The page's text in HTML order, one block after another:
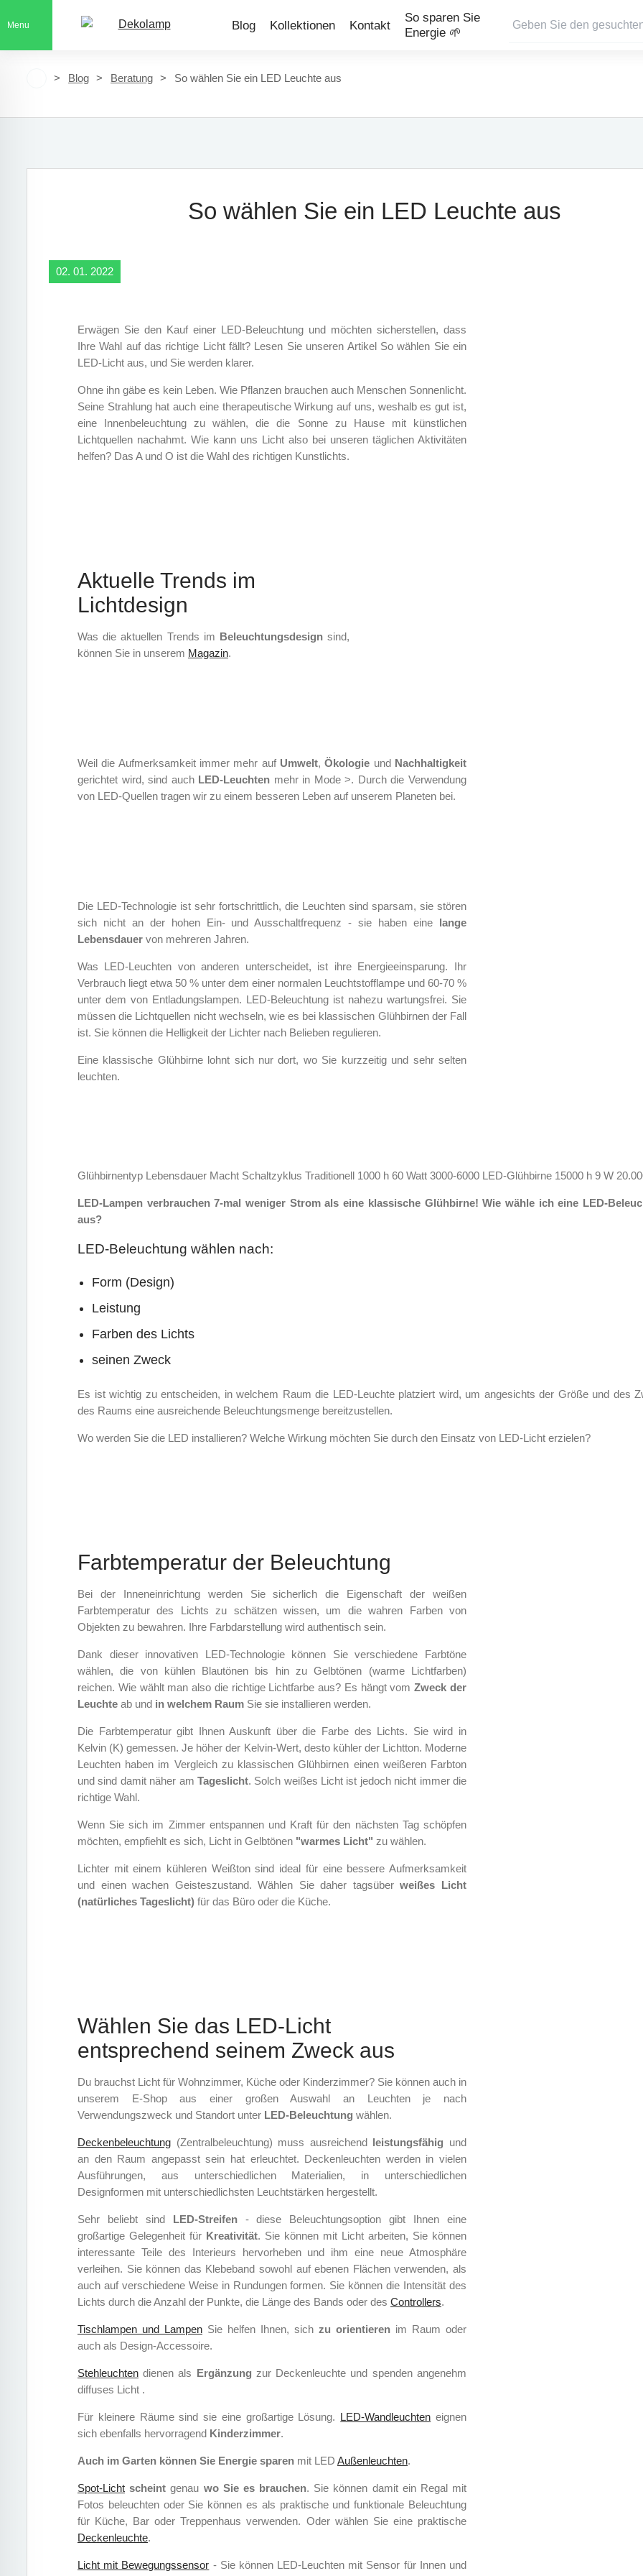
Menu Blog Kollektionen Kontakt
So sparen Sie
Energie 🌱
Blog Beratung So wählen Sie ein LED Leuchte aus
So wählen Sie ein LED Leuchte aus
02. 01. 2022
Erwägen Sie den Kauf einer LED-Beleuchtung und möchten sicherstellen, dass
Ihre Wahl auf das richtige Licht fällt? Lesen Sie unseren Artikel So wählen Sie ein
LED-Licht aus, und Sie werden klarer.
Ohne ihn gäbe es kein Leben. Wie Pflanzen brauchen auch Menschen Sonnenlicht.
Seine Strahlung hat auch eine therapeutische Wirkung auf uns, weshalb es gut ist,
eine Innenbeleuchtung zu wählen, die die Sonne zu Hause mit künstlichen
Lichtquellen nachahmt. Wie kann uns Licht also bei unseren täglichen Aktivitäten
helfen? Das A und O ist die Wahl des richtigen Kunstlichts.
Aktuelle Trends im
Lichtdesign
Was die aktuellen Trends im Beleuchtungsdesign sind,
können Sie in unserem Magazin.
Weil die Aufmerksamkeit immer mehr auf Umwelt,Ökologie und Nachhaltigkeit
gerichtet wird, sind auch LED-Leuchten mehr in Mode >. Durch die Verwendung
von LED-Quellen tragen wir zu einem besseren Leben auf unserem Planeten bei.
Die LED-Technologie ist sehr fortschrittlich, die Leuchten sind sparsam, sie stören
sich nicht an der hohen Ein- und Ausschaltfrequenz - sie haben eine lange
Lebensdauer von mehreren Jahren.
Was LED-Leuchten von anderen unterscheidet, ist ihre Energieeinsparung. Ihr
Verbrauch liegt etwa 50 % unter dem einer normalen Leuchtstofflampe und 60-70 %
unter dem von Entladungslampen. LED-Beleuchtung ist nahezu wartungsfrei. Sie
müssen die Lichtquellen nicht wechseln, wie es bei klassischen Glühbirnen der Fall
ist. Sie können die Helligkeit der Lichter nach Belieben regulieren.
Eine klassische Glühbirne lohnt sich nur dort, wo Sie kurzzeitig und sehr selten
leuchten.
Glühbirnentyp Lebensdauer Macht Schaltzyklus Traditionell 1000 h 60 Watt 3000-6000 LED-Glühbirne 15000 h 9 W
LED-Lampen verbrauchen 7-mal weniger Strom als eine klassische Glühbirne! Wie wähle ich eine LED-
aus?
LED-Beleuchtung wählen nach:
Form (Design)
Leistung
Farben des Lichts
seinen Zweck
Es ist wichtig zu entscheiden, in welchem ​​Raum die LED-Leuchte platziert wird, um angesichts der Größe und des
des Raums eine ausreichende Beleuchtungsmenge bereitzustellen.
Wo werden Sie die LED installieren? Welche Wirkung möchten Sie durch den Einsatz von LED-Licht erzielen?
Farbtemperatur der Beleuchtung
Bei der Inneneinrichtung werden Sie sicherlich die Eigenschaft der weißen
Farbtemperatur des Lichts zu schätzen wissen, um die wahren Farben von
Objekten zu bewahren. Ihre Farbdarstellung wird authentisch sein.
Dank dieser innovativen LED-Technologie können Sie verschiedene Farbtöne
wählen, die von kühlen Blautönen bis hin zu Gelbtönen (warme Lichtfarben)
reichen. Wie wählt man also die richtige Lichtfarbe aus? Es hängt vomZweck der
Leuchte ab und in welchem ​​Raum Sie sie installieren werden.
Die Farbtemperatur gibt Ihnen Auskunft über die Farbe des Lichts. Sie wird in
Kelvin (K) gemessen. Je höher der Kelvin-Wert, desto kühler der Lichtton. Moderne
Leuchten haben im Vergleich zu klassischen Glühbirnen einen weißeren Farbton
und sind damit näher am Tageslicht. Solch weißes Licht ist jedoch nicht immer die
richtige Wahl.
Wenn Sie sich im Zimmer entspannen und Kraft für den nächsten Tag schöpfen
möchten, empfiehlt es sich, Licht in Gelbtönen "warmes Licht" zu wählen.
Lichter mit einem kühleren Weißton sind ideal für eine bessere Aufmerksamkeit
und einen wachen Geisteszustand. Wählen Sie daher tagsüberweißes Licht
(natürliches Tageslicht) für das Büro oder die Küche.
Wählen Sie das LED-Licht
entsprechend seinem Zweck aus
Du brauchst Licht für Wohnzimmer, Küche oder Kinderzimmer? Sie können auch in
unserem E-Shop aus einer großen Auswahl an Leuchten je nach
Verwendungszweck und Standort unter LED-Beleuchtung wählen.
Deckenbeleuchtung (Zentralbeleuchtung) muss ausreichend leistungsfähig und
an den Raum angepasst sein hat erleuchtet. Deckenleuchten werden in vielen
Ausführungen, aus unterschiedlichen Materialien, in unterschiedlichen
Designformen mit unterschiedlichsten Leuchtstärken hergestellt.
Sehr beliebt sind LED-Streifen- diese Beleuchtungsoption gibt Ihnen eine
großartige Gelegenheit für Kreativität. Sie können mit Licht arbeiten, Sie können
interessante Teile des Interieurs hervorheben und ihm eine neue Atmosphäre
verleihen. Sie können das Klebeband sowohl auf ebenen Flächen verwenden, als
auch auf verschiedene Weise in Rundungen formen. Sie können die Intensität des
Lichts durch die Anzahl der Punkte, die Länge des Bands oder des Controllers.
Tischlampen und Lampen Sie helfen Ihnen, sich zu orientieren im Raum oder
auch als Design-Accessoire.
Stehleuchten dienen als Ergänzung zur Deckenleuchte und spenden angenehm
diffuses Licht .
Für kleinere Räume sind sie eine großartige Lösung. LED-Wandleuchten eignen
sich ebenfalls hervorragend Kinderzimmer.
Auch im Garten können Sie Energie sparen mit LED Außenleuchten.
Spot-Licht scheint genau wo Sie es brauchen. Sie können damit ein Regal mit
Fotos beleuchten oder Sie können es als praktische und funktionale Beleuchtung
für Küche, Bar oder Treppenhaus verwenden. Oder wählen Sie eine praktische
Deckenleuchte.
Licht mit Bewegungssensor - Sie können LED-Leuchten mit Sensor für Innen und